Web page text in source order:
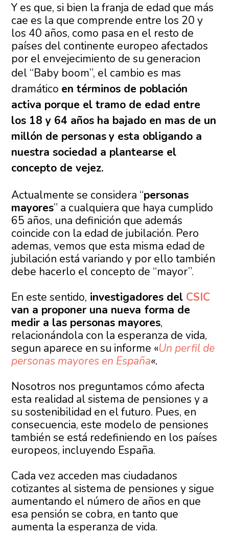
Y es que, si bien la franja de edad que más
cae es la que comprende entre los 20 y
los 40 años, como pasa en el resto de
países del continente europeo afectados
por el envejecimiento de su generacion
del “Baby boom”, el cambio es mas
dramático en términos de población
activa porque el tramo de edad entre
los 18 y 64 años ha bajado en mas de un
millón de personasy esta obligando a
nuestra sociedad a plantearse el
concepto de vejez.
Actualmente se considera “personas
mayores” a cualquiera que haya cumplido
65 años, una definición que además
coincide con la edad de jubilación. Pero
ademas, vemos que esta misma edad de
jubilación está variando y por ello también
debe hacerlo el concepto de “mayor”.
En este sentido, investigadores del CSIC
van a proponer una nueva forma de
medir a las personas mayores,
relacionándola con la esperanza de vida,
segun aparece en su informe «Un perfil de
personas mayores en España«.
Nosotros nos preguntamos cómo afecta
esta realidad al sistema de pensiones y a
su sostenibilidad en el futuro. Pues, en
consecuencia, este modelo de pensiones
también se está redefiniendo en los países
europeos, incluyendo España.
Cada vez acceden mas ciudadanos
cotizantes al sistema de pensiones y sigue
aumentando el número de años en que
esa pensión se cobra, en tanto que
aumenta la esperanza de vida.